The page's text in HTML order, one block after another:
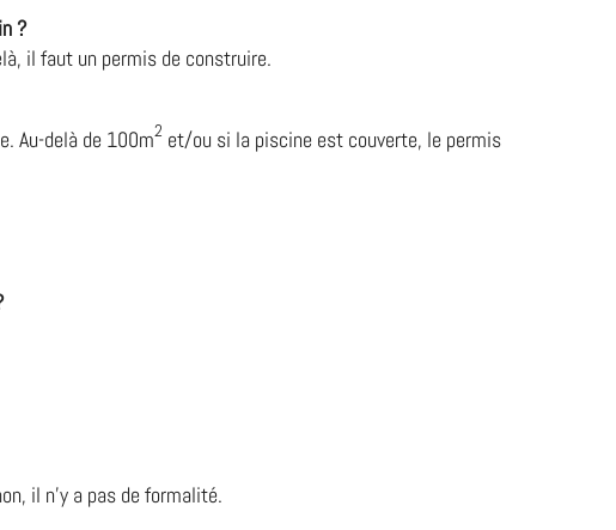
?
il faut un permis de construire.
Au-delà de 100m2 et/ou si la piscine est couverte, le permis
il n’y a pas de formalité.